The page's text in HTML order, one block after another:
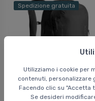
Utilizziamo i cookie per
contenuti, personalizzare
Facendo clic su "Accetta
Se desideri
Spedizione gratuita